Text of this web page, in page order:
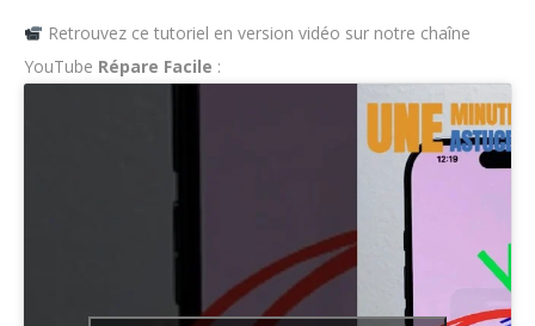
Retrouvez ce tutoriel en version vidéo sur notre chaîne
YouTube Répare Facile :